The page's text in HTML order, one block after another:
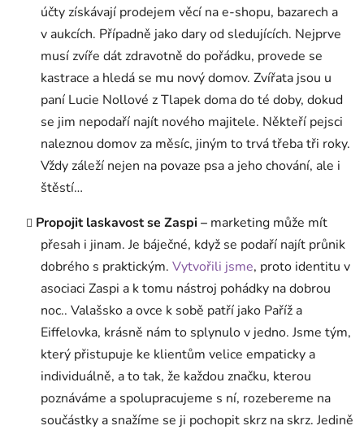
účty získávají prodejem věcí na e-shopu, bazarech a
v aukcích. Případně jako dary od sledujících. Nejprve
musí zvíře dát zdravotně do pořádku, provede se
kastrace a hledá se mu nový domov. Zvířata jsou u
paní Lucie Nollové z Tlapek doma do té doby, dokud
se jim nepodaří najít nového majitele. Někteří pejsci
naleznou domov za měsíc, jiným to trvá třeba tři roky.
Vždy záleží nejen na povaze psa a jeho chování, ale i
štěstí…
Propojit laskavost se Zaspi – marketing může mít
přesah i jinam. Je báječné, když se podaří najít průnik
dobrého s praktickým. Vytvořili jsme, proto identitu v
asociaci Zaspi a k tomu nástroj pohádky na dobrou
noc.. Valašsko a ovce k sobě patří jako Paříž a
Eiffelovka, krásně nám to splynulo v jedno. Jsme tým,
který přistupuje ke klientům velice empaticky a
individuálně, a to tak, že každou značku, kterou
poznáváme a spolupracujeme s ní, rozebereme na
součástky a snažíme se ji pochopit skrz na skrz. Jedině